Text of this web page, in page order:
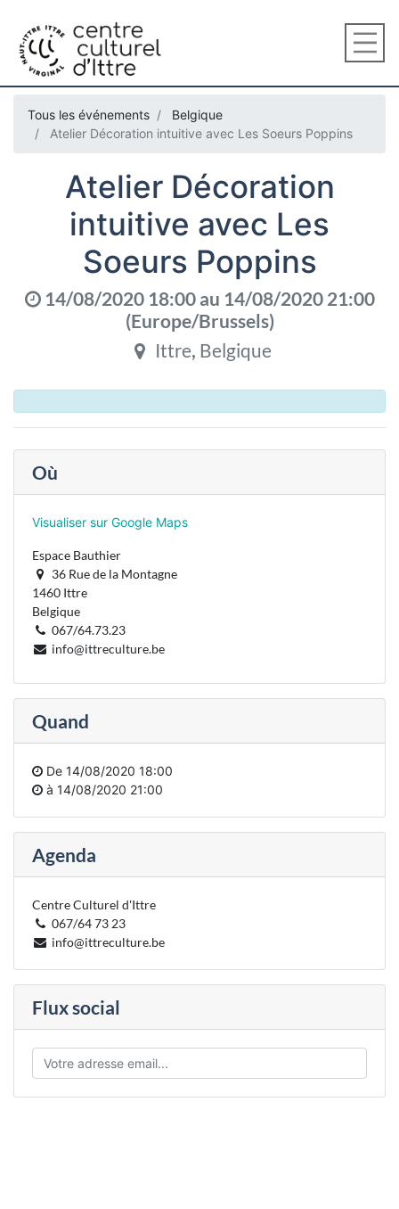
Tous les événements
Belgique
Atelier Décoration intuitive avec Les Soeurs Poppins
Atelier Décoration
intuitive avec Les
Soeurs Poppins
14/08/2020 18:00au 14/08/2020 21:00
(Europe/Brussels)
Ittre, Belgique
Où
Visualiser sur Google Maps
Espace Bauthier
36 Rue de la Montagne
1460 Ittre
Belgique
067/64.73.23
info@ittreculture.be
Quand
De 14/08/2020 18:00
à 14/08/2020 21:00
Agenda
Centre Culturel d'Ittre
067/64 73 23
info@ittreculture.be
Flux social